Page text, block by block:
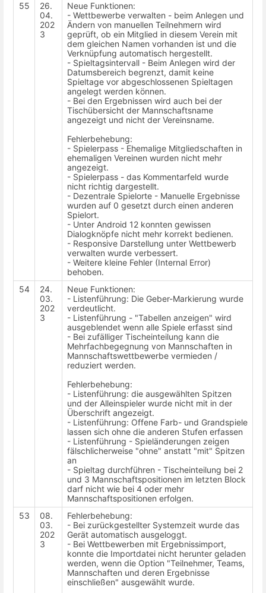
55
26.
04.
202
3
Neue Funktionen:
- Wettbewerbe verwalten - beim Anlegen und
Ändern von manuellen Teilnehmern wird
geprüft, ob ein Mitglied in diesem Verein mit
dem gleichen Namen vorhanden ist und die
Verknüpfung automatisch hergestellt.
- Spieltagsintervall - Beim Anlegen wird der
Datumsbereich begrenzt, damit keine
Spieltage vor abgeschlossenen Spieltagen
angelegt werden können.
- Bei den Ergebnissen wird auch bei der
Tischübersicht der Mannschaftsname
angezeigt und nicht der Vereinsname.
Fehlerbehebung:
- Spielerpass - Ehemalige Mitgliedschaften in
ehemaligen Vereinen wurden nicht mehr
angezeigt.
- Spielerpass - das Kommentarfeld wurde
nicht richtig dargestellt.
- Dezentrale Spielorte - Manuelle Ergebnisse
wurden auf 0 gesetzt durch einen anderen
Spielort.
- Unter Android 12 konnten gewissen
Dialogknöpfe nicht mehr korrekt bedienen.
- Responsive Darstellung unter Wettbewerb
verwalten wurde verbessert.
- Weitere kleine Fehler (Internal Error)
behoben.
54
24.
03.
202
3
Neue Funktionen:
- Listenführung: Die Geber-Markierung wurde
verdeutlicht.
- Listenführung - "Tabellen anzeigen" wird
ausgeblendet wenn alle Spiele erfasst sind
- Bei zufälliger Tischeinteilung kann die
Mehrfachbegegnung von Mannschaften in
Mannschaftswettbewerbe vermieden /
reduziert werden.
Fehlerbehebung:
- Listenführung: die ausgewählten Spitzen
und der Alleinspieler wurde nicht mit in der
Überschrift angezeigt.
- Listenführung: Offene Farb- und Grandspiele
lassen sich ohne die anderen Stufen erfassen
- Listenführung - Spieländerungen zeigen
fälschlicherweise "ohne" anstatt "mit" Spitzen
an
- Spieltag durchführen - Tischeinteilung bei 2
und 3 Mannschaftspositionen im letzten Block
darf nicht wie bei 4 oder mehr
Mannschaftspositionen erfolgen.
53
08.
03.
202
3
Fehlerbehebung:
- Bei zurückgestellter Systemzeit wurde das
Gerät automatisch ausgeloggt.
- Bei Wettbewerben mit Ergebnissimport,
konnte die Importdatei nicht herunter geladen
werden, wenn die Option "Teilnehmer, Teams,
Mannschaften und deren Ergebnisse
einschließen" ausgewählt wurde.